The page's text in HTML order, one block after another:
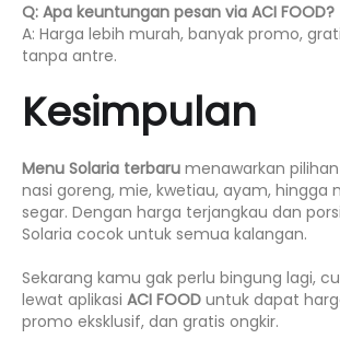
Q: Apa keuntungan pesan via ACI FOOD?
A: Harga lebih murah, banyak promo,
tanpa antre.
Kesimpulan
Menu Solaria terbaru menawarkan
nasi goreng, mie, kwetiau, ayam, hingga
segar. Dengan harga terjangkau dan
Solaria cocok untuk semua kalangan.
Sekarang kamu gak perlu bingung lagi,
lewat aplikasi ACI FOOD untuk dapat
promo eksklusif, dan gratis ongkir.